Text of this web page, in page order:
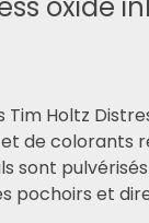
Holtz
de colorants
sont
pochoirs et